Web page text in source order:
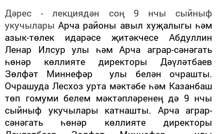
Дәрес - лекциядән соң 9 нчы сыйныф
укучыларыАрча районы авыл хуҗалыгы һәм
азык-төлек идарәсе җитәкчесе Абдуллин
Ленар Илсур улы һәм Арча аграр-сәнәгать
һөнәр көллияте директоры Дәүләтбаев
Зөлфәт Миннефәр улы белән очрашты.
Очрашуда Лесхоз урта мәктәбе һәм Казанбаш
төп гомуми белем мәктәпләренең дә 9 нчы
сыйныф укучылары катнашты. Арча аграр-
сәнәгать һөнәр көллияте директоры